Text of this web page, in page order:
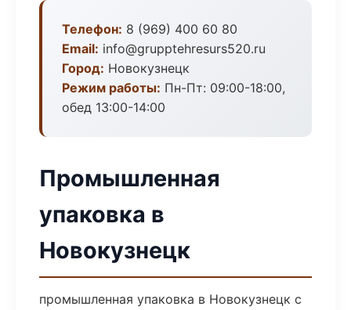
Телефон: 8 (969) 400 60 80
Email: info@grupptehresurs520.ru
Город: Новокузнецк
Режим работы: Пн-Пт: 09:00-18:00,
обед 13:00-14:00
Промышленная
упаковка в
Новокузнецк
промышленная упаковка в Новокузнецк с